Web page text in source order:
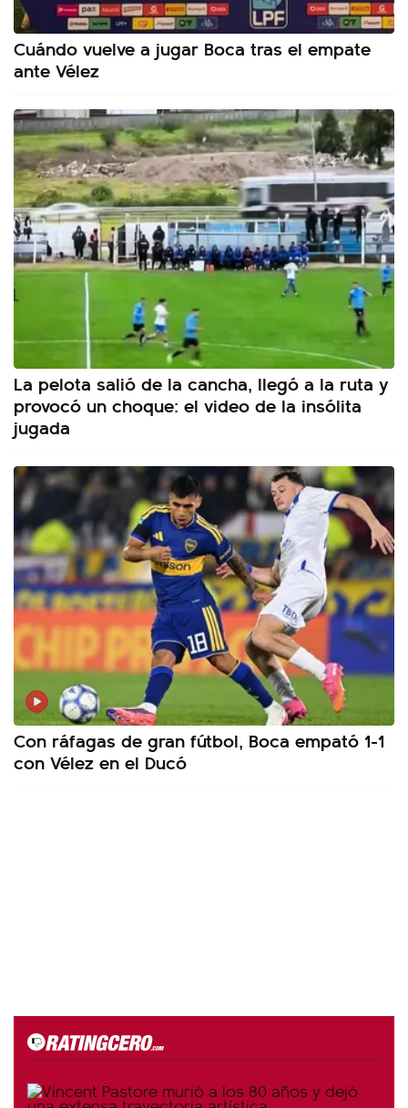
Cuándo vuelve a jugar Boca tras el empate
ante Vélez
La pelota salió de la cancha, llegó a la ruta y
provocó un choque: el video de la insólita
jugada
Con ráfagas de gran fútbol, Boca empató 1-1
con Vélez en el Ducó